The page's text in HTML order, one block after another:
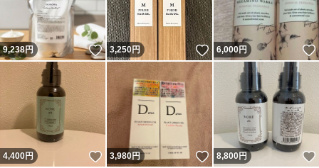
9,238円 いいね！
3,250円 いいね！
6,000円
4,400円 いいね！
3,980円 いいね！
8,800円